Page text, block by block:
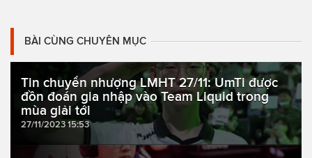
BÀI CÙNG CHUYÊN MỤC
Tin chuyển nhượng LMHT 27/11: UmTi được
đồn đoán gia nhập vào Team Liquid trong
mùa giải tới
27/11/2023 15:53